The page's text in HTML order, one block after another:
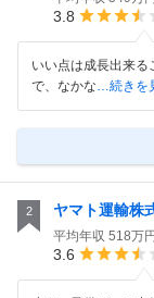
3.8
いい点は成長出来
で、なかな…続きを
2 ヤマト運輸株
平均年収 518万円
3.6